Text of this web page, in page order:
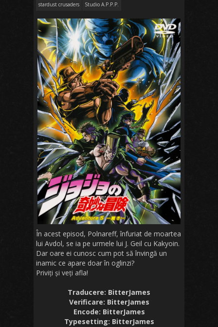
stardust crusaders
Studio A.P.P.P.
În acest episod, Polnareff, înfuriat de moartea
lui Avdol, se ia pe urmele lui J. Geil cu Kakyoin.
Dar oare ei cunosc cum pot să învingă un
inamic ce apare doar în oglinzi?
Priviți și veți afla!
Traducere: BitterJames
Verificare: BitterJames
Encode: BitterJames
Typesetting: BitterJames